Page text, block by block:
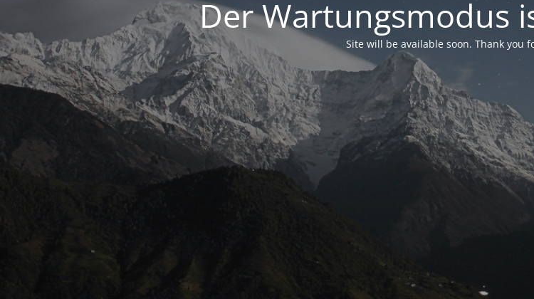
Der Wartungsmodus
Site will be available soon. Thank you